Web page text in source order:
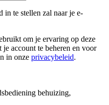
te stellen zal naar je e-
om je ervaring op deze
je account te beheren en voor
in onze privacybeleid.
behuizing,